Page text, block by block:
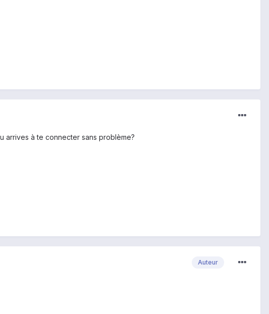
arrives à te connecter sans problème?
Auteur